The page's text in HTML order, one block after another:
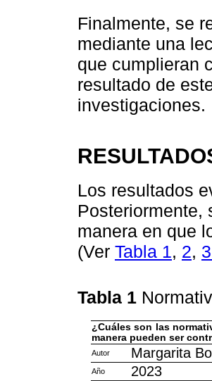
Finalmente, se
mediante una
que cumplieran
resultado de
investigaciones.
Los resultados
Posteriormente,
manera en que
(Ver Tabla 1, 2, 3
Tabla 1
¿Cuáles son las
manera pueden ser
Autor Margarita
Año 2023